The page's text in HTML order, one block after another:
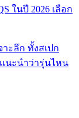
ในปี 2026 เลือก
าะลึก ทั้งสเปก
นะนำว่ารุ่นไหน